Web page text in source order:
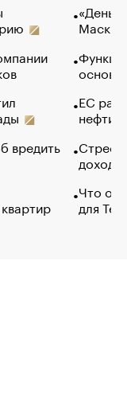
вредить
Маск в
основ
ЕС
нефти
Что
для